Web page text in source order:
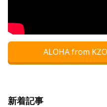
ALOHA from
新着記事